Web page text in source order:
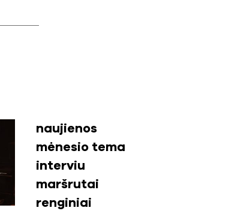
naujienos
mėnesio tema
interviu
maršrutai
renginiai